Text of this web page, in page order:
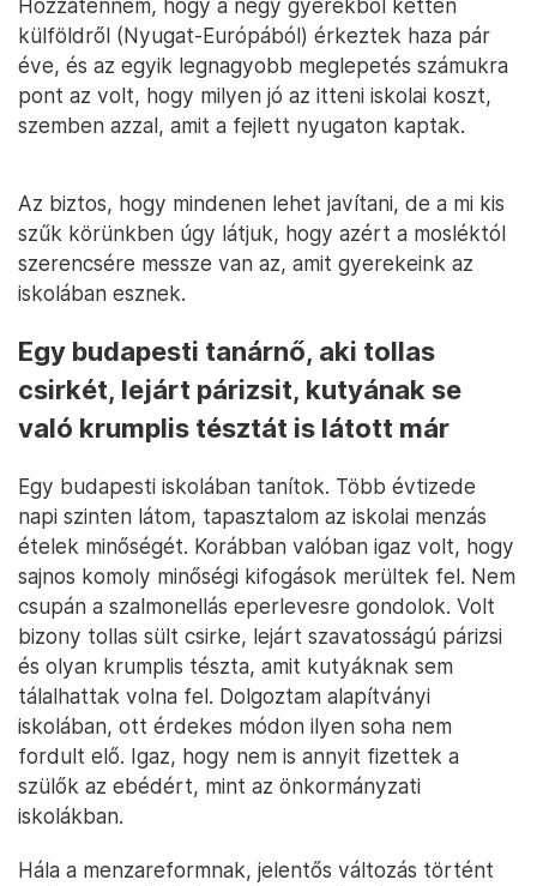
Hozzátenném, hogy a négy gyerekből ketten
külföldről (Nyugat-Európából) érkeztek haza pár
éve, és az egyik legnagyobb meglepetés számukra
pont az volt, hogy milyen jó az itteni iskolai koszt,
szemben azzal, amit a fejlett nyugaton kaptak.
Az biztos, hogy mindenen lehet javítani, de a mi kis
szűk körünkben úgy látjuk, hogy azért a mosléktól
szerencsére messze van az, amit gyerekeink az
iskolában esznek.
Egy budapesti tanárnő, aki tollas
csirkét, lejárt párizsit, kutyának se
való krumplis tésztát is látott már
Egy budapesti iskolában tanítok. Több évtizede
napi szinten látom, tapasztalom az iskolai menzás
ételek minőségét. Korábban valóban igaz volt, hogy
sajnos komoly minőségi kifogások merültek fel. Nem
csupán a szalmonellás eperlevesre gondolok. Volt
bizony tollas sült csirke, lejárt szavatosságú párizsi
és olyan krumplis tészta, amit kutyáknak sem
tálalhattak volna fel. Dolgoztam alapítványi
iskolában, ott érdekes módon ilyen soha nem
fordult elő. Igaz, hogy nem is annyit fizettek a
szülők az ebédért, mint az önkormányzati
iskolákban.
Hála a menzareformnak, jelentős változás történt